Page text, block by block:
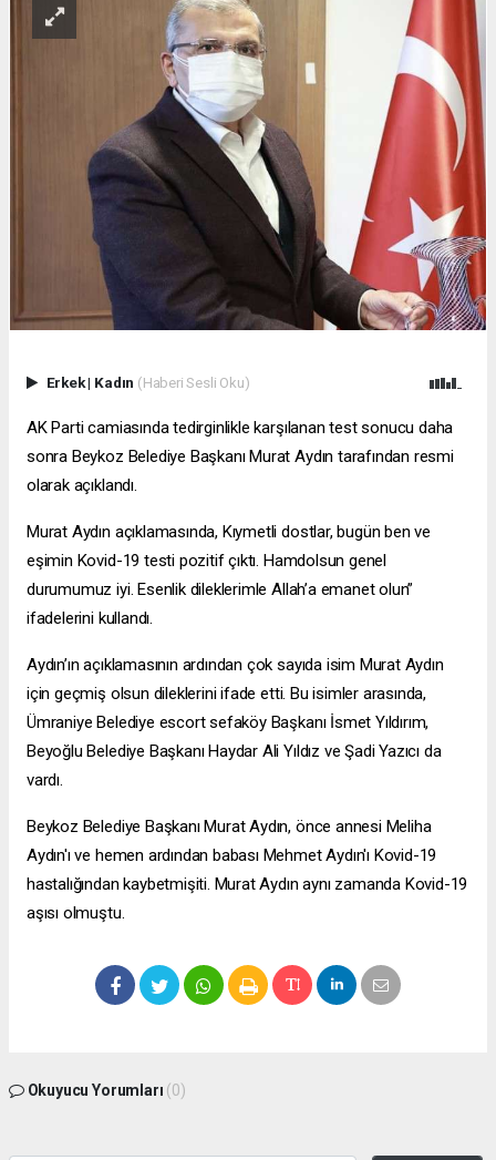
Erkek| Kadın (Haberi Sesli Oku)
AK Parti camiasında tedirginlikle karşılanan test sonucu daha
sonra Beykoz Belediye Başkanı Murat Aydın tarafından resmi
olarak açıklandı.
Murat Aydın açıklamasında, Kıymetli dostlar, bugün ben ve
eşimin Kovid-19 testi pozitif çıktı. Hamdolsun genel
durumumuz iyi. Esenlik dileklerimle Allah’a emanet olun”
ifadelerini kullandı.
Aydın’ın açıklamasının ardından çok sayıda isim Murat Aydın
için geçmiş olsun dileklerini ifade etti. Bu isimler arasında,
Ümraniye Belediye escort sefaköyBaşkanı İsmet Yıldırım,
Beyoğlu Belediye Başkanı Haydar Ali Yıldız ve Şadi Yazıcı da
vardı.
Beykoz Belediye Başkanı Murat Aydın, önce annesi Meliha
Aydın'ı ve hemen ardından babası Mehmet Aydın'ı Kovid-19
hastalığından kaybetmişiti. Murat Aydın aynı zamanda Kovid-19
aşısı olmuştu.
Okuyucu Yorumları (0)